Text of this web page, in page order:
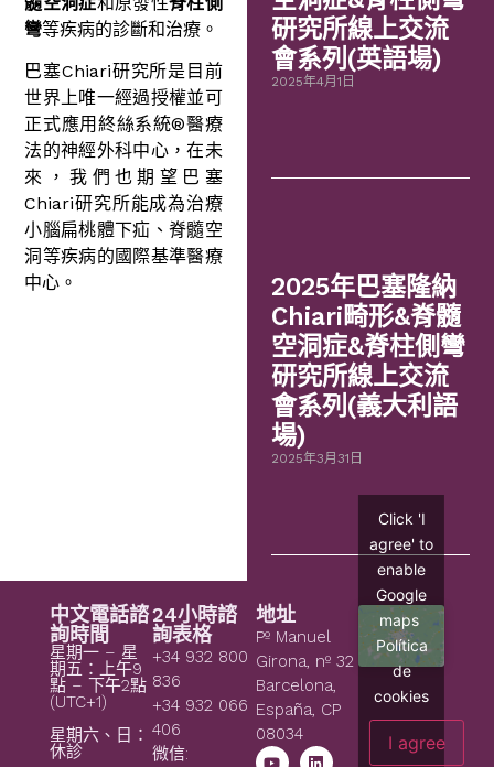
彎等疾病的診斷和治療。
巴塞Chiari研究所是目前
世界上唯一經過授權並可
正式應用終絲系統®醫療
法的神經外科中心，在未
來，我們也期望巴塞
Chiari研究所能成為治療
小腦扁桃體下疝、脊髓空
洞等疾病的國際基準醫療
中心。
研究所線上交流
會系列(英語場)
2025年4月1日
2025年巴塞隆納
Chiari畸形&脊髓
空洞症&脊柱側彎
研究所線上交流
會系列(義大利語
場)
2025年3月31日
中文電話諮
詢時間
星期一 – 星
期五：上午9
點 – 下午2點
(UTC+1)
星期六、日：
休診
24小時諮
詢表格
+34 932 800
836
+34 932 066
406
微信:
地址
Pº Manuel
Girona, nº 32
Barcelona,
España, CP
08034
Click 'I
agree' to
enable
Google
maps
Política
de
cookies
I agree